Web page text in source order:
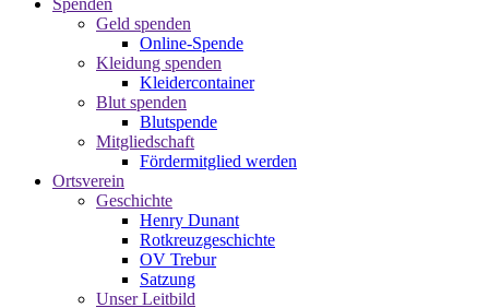
Spenden
Geld spenden
Online-Spende
Kleidung spenden
Kleidercontainer
Blut spenden
Blutspende
Mitgliedschaft
Fördermitglied werden
Ortsverein
Geschichte
Henry Dunant
Rotkreuzgeschichte
OV Trebur
Satzung
Unser Leitbild